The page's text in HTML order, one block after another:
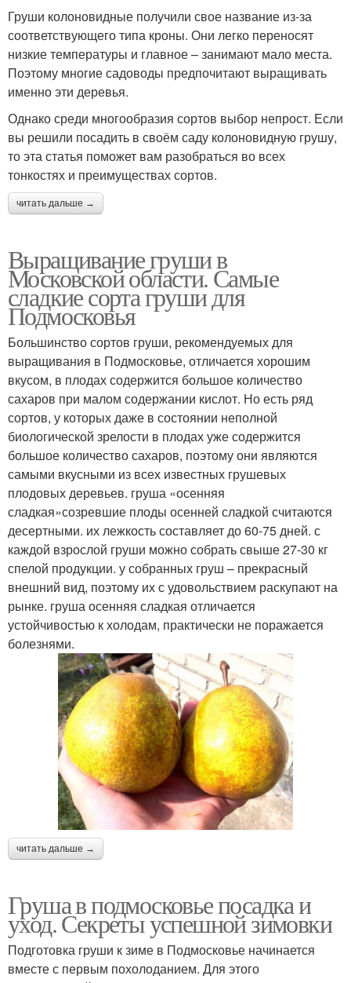
Груши колоновидные получили свое название из-за
соответствующего типа кроны. Они легко переносят
низкие температуры и главное – занимают мало места.
Поэтому многие садоводы предпочитают выращивать
именно эти деревья.
Однако среди многообразия сортов выбор непрост. Если
вы решили посадить в своём саду колоновидную грушу,
то эта статья поможет вам разобраться во всех
тонкостях и преимуществах сортов.
читать дальше →
Выращивание груши в
Московской области. Самые
сладкие сорта груши для
Подмосковья
Большинство сортов груши, рекомендуемых для
выращивания в Подмосковье, отличается хорошим
вкусом, в плодах содержится большое количество
сахаров при малом содержании кислот. Но есть ряд
сортов, у которых даже в состоянии неполной
биологической зрелости в плодах уже содержится
большое количество сахаров, поэтому они являются
самыми вкусными из всех известных грушевых
плодовых деревьев. груша «осенняя
сладкая»созревшие плоды осенней сладкой считаются
десертными. их лежкость составляет до 60-75 дней. с
каждой взрослой груши можно собрать свыше 27-30 кг
спелой продукции. у собранных груш – прекрасный
внешний вид, поэтому их с удовольствием раскупают на
рынке. груша осенняя сладкая отличается
устойчивостью к холодам, практически не поражается
болезнями.
читать дальше →
Груша в подмосковье посадка и
уход. Секреты успешной зимовки
Подготовка груши к зиме в Подмосковье начинается
вместе с первым похолоданием. Для этого